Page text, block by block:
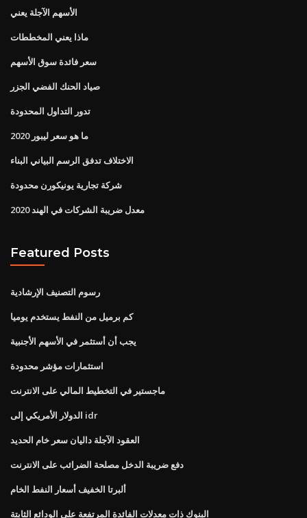
الأسهم الآجلة يعني
ماذا يعني المخططات
سعر فائدة سوق الأسهم
صياد الحنك الفضي الجزر
تدور التداول المحدودة
ما هو سعر ليبور 2020
الاختلاف تدفق الرسم البياني البناء
شركة تجارية يونيكورن محدودة
معدل ضريبة الشركات في الهند 2020
Featured Posts
رسوم التصنيف الإرشادية
كم برميل من النفط يستخدم يوميا
يجب أن أستثمر في الأسهم الأجنبية
استثمارات مؤشر محدودة
ماجستير في التخطيط المالي على الانترنت
الدولار الأمريكي إلى idr
العقود الآجلة داليان سعر خام الحديد
دفع ضريبة الدخل مصلحة الضرائب على الانترنت
ألبرتا الخفيف أسعار النفط الخام
البنوك ذات معدلات الفائدة المرتفعة على الودائع الثابتة